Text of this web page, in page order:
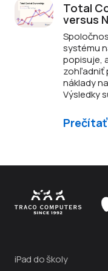
Total
versus
systému
popisuje,
zohľadniť
náklady
Výsledky
iPad do školy